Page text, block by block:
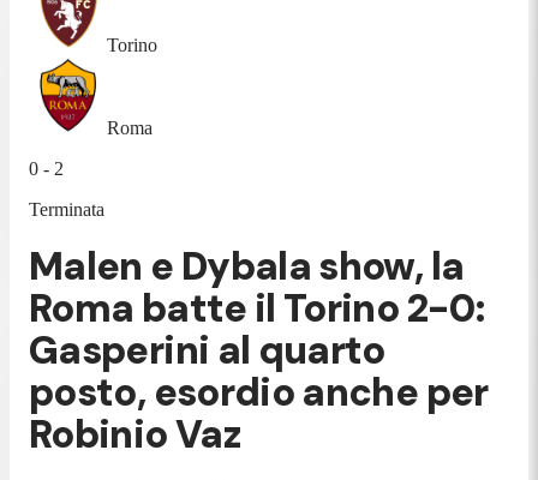
Torino
Roma
0 - 2
Terminata
Malen e Dybala show, la
Roma batte il Torino 2-0:
Gasperini al quarto
posto, esordio anche per
Robinio Vaz